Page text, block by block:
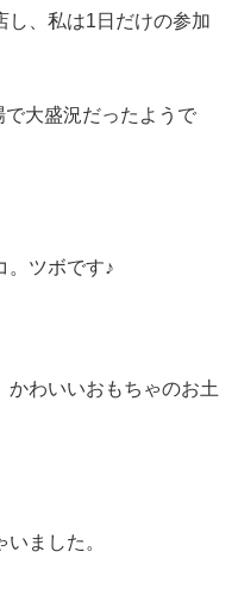
し、私は1日だけの参加
大盛況だったようで
。ツボです♪
かわいいおもちゃのお土
ました。